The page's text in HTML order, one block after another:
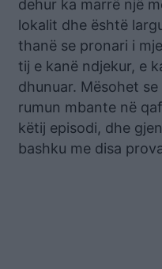
dehur ka marrë një
lokalit dhe është
thanë se pronari i
tij e kanë ndjekur, e
dhunuar. Mësohet
rumun mbante në
këtij episodi, dhe
bashku me disa